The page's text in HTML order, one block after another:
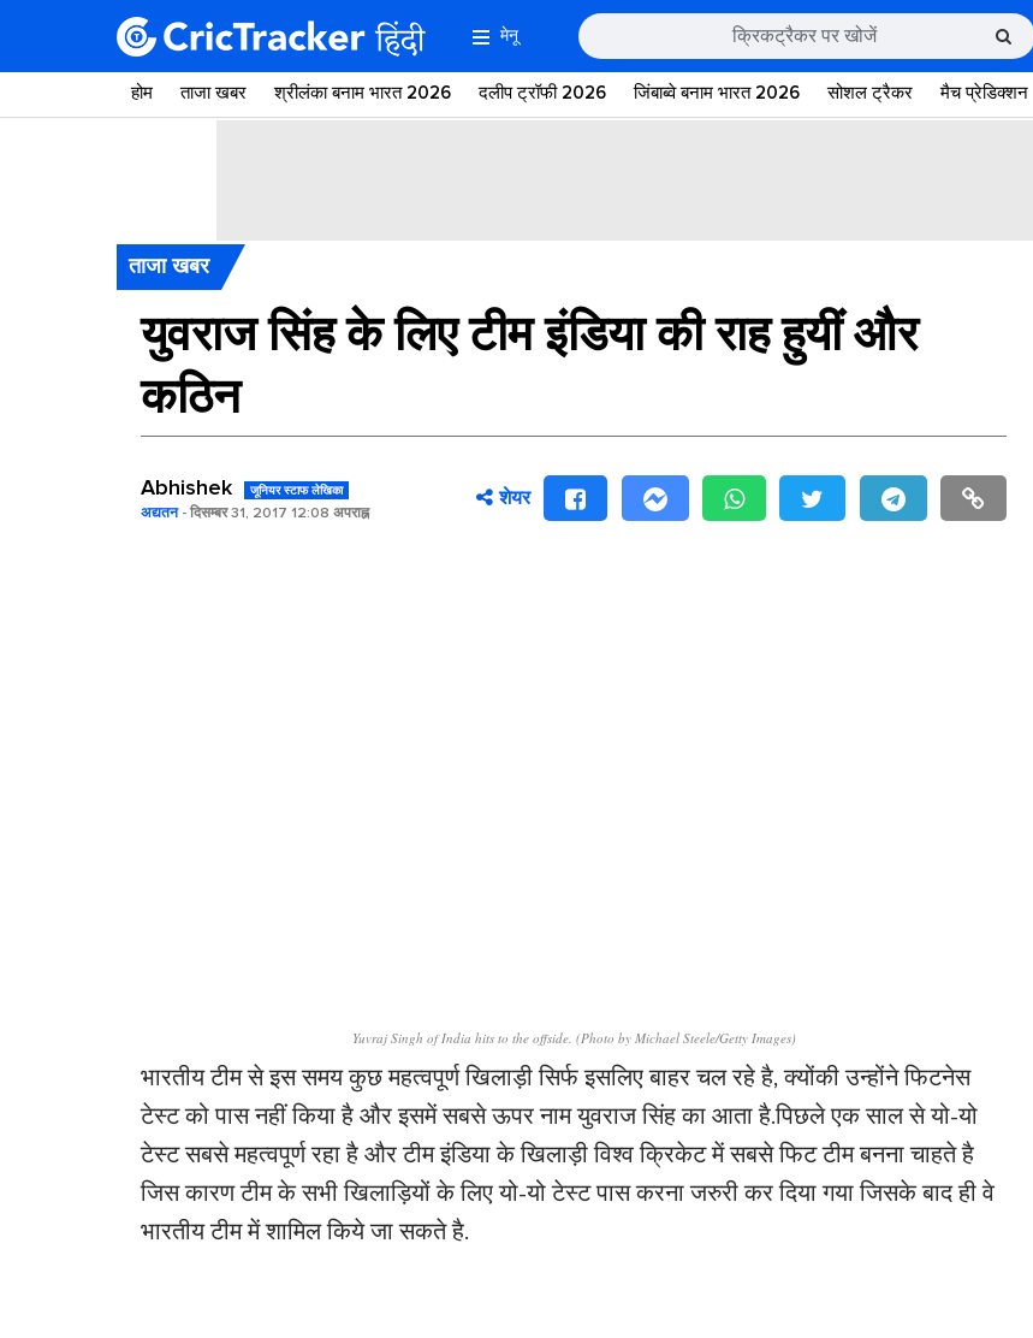
मेनू
होम ताजा खबर श्रीलंका बनाम भारत 2026 दलीप ट्रॉफी 2026 जिंबाब्वे बनाम भारत 2026 सोशल ट्रैकर मैच प्रेडिक्शन
ताजा खबर
युवराज सिंह के लिए टीम इंडिया की राह हुयीं और
कठिन
Abhishek जूनियर स्टाफ लेखिका
अद्यतन- दिसम्बर 31, 2017 12:08 अपराह्न
शेयर
Yuvraj Singh of India hits to the offside. (Photo by Michael Steele/Getty Images)
भारतीय टीम से इस समय कुछ महत्वपूर्ण खिलाड़ी सिर्फ इसलिए बाहर चल रहे है, क्योंकी उन्होंने फिटनेस
टेस्ट को पास नहीं किया है और इसमें सबसे ऊपर नाम युवराज सिंह का आता है.पिछले एक साल से यो-यो
टेस्ट सबसे महत्वपूर्ण रहा है और टीम इंडिया के खिलाड़ी विश्व क्रिकेट में सबसे फिट टीम बनना चाहते है
जिस कारण टीम के सभी खिलाड़ियों के लिए यो-यो टेस्ट पास करना जरुरी कर दिया गया जिसके बाद ही वे
भारतीय टीम में शामिल किये जा सकते है.